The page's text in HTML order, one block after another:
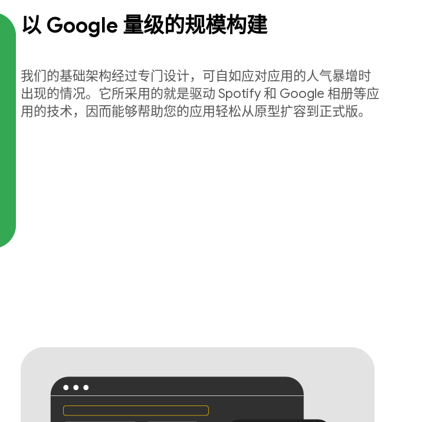
以 Google 量级的规模构建
我们的基础架构经过专门设计，可自如应对应用的人气暴增时
出现的情况。它所采用的就是驱动 Spotify 和 Google 相册等应
用的技术，因而能够帮助您的应用轻松从原型扩容到正式版。